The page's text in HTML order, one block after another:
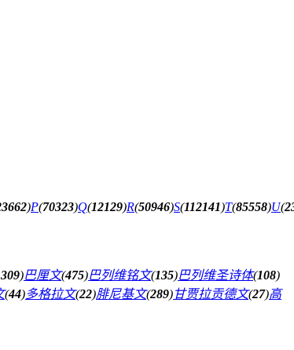
)P(70323)Q(12129)R(50946)S(112141)T(85558)U(
)巴厘文(475)巴列维铭文(135)巴列维圣诗体(108)
(44)多格拉文(22)腓尼基文(289)甘贾拉贡德文(27)高